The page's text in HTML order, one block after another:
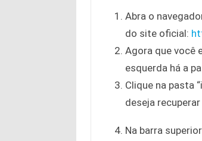
Abra o
do site oficial:
Agora que você
esquerda há a
Clique na pasta
deseja
Na barra